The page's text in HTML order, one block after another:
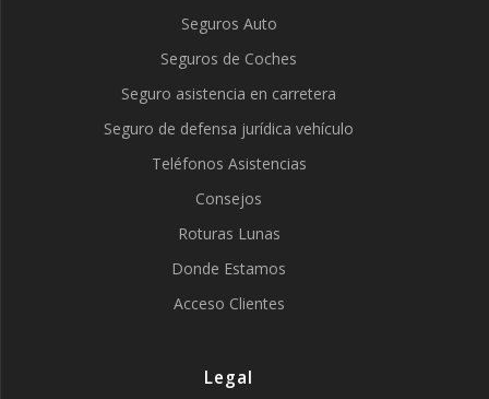
Seguros Auto
Seguros de Coches
Seguro asistencia en carretera
Seguro de defensa jurídica vehículo
Teléfonos Asistencias
Consejos
Roturas Lunas
Donde Estamos
Acceso Clientes
Legal